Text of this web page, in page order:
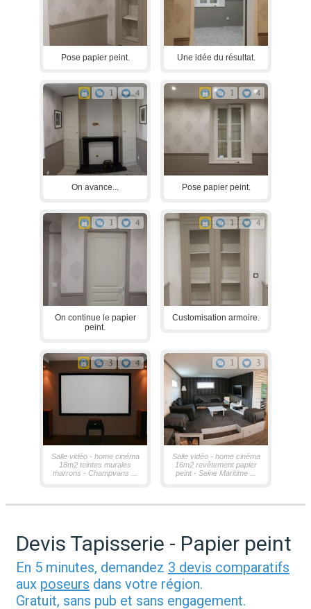
Pose papier peint. Une idée du résultat.
1 4
On avance...
1 4
Pose papier peint.
1 4
On continue le papier
peint.
1 4
Customisation armoire.
3 4
Salle vidéo - home cinéma
18m2 teintes murales
marrons - Champvans ...
1 3
Salle vidéo - home cinéma
16m2 revêtement papier
peint - Seine Maritime ...
Devis Tapisserie - Papier peint
En 5 minutes, demandez 3 devis comparatifs
aux poseurs dans votre région.
Gratuit, sans pub et sans engagement.